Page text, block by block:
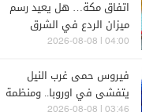
اتفاق مكة… هل يعيد رسم
ميزان الردع في الشرق
الأوسط؟
04:00 | 2026-08-08
فيروس حمى غرب النيل
يتفشى في اوروبا.. ومنظمة
03:46 | 2026-08-08